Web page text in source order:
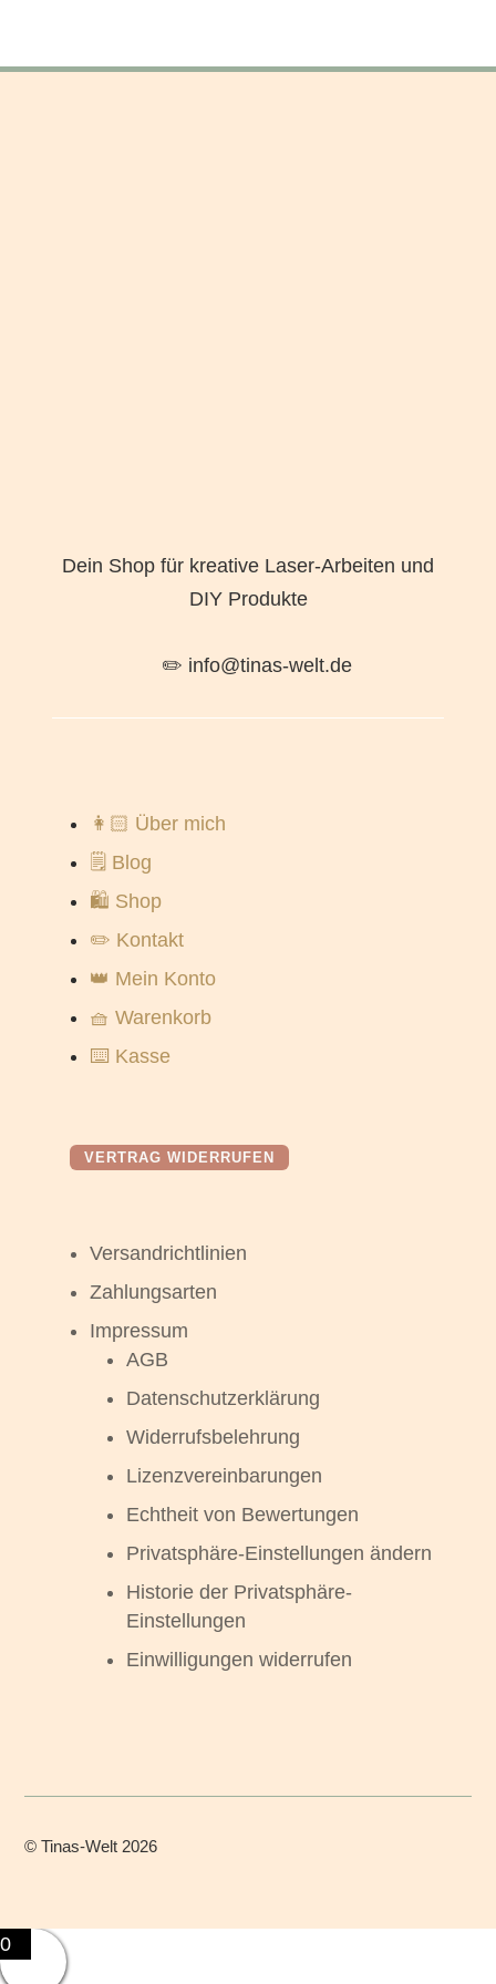
Dein Shop für kreative Laser-Arbeiten und
DIY Produkte
✏️ info@tinas-welt.de
👩🏻 Über mich
🗒️ Blog
🛍️ Shop
✏️ Kontakt
👑 Mein Konto
🧺 Warenkorb
⌨️ Kasse
VERTRAG WIDERRUFEN
Versandrichtlinien
Zahlungsarten
Impressum
AGB
Datenschutzerklärung
Widerrufsbelehrung
Lizenzvereinbarungen
Echtheit von Bewertungen
Privatsphäre-Einstellungen ändern
Historie der Privatsphäre-
Einstellungen
Einwilligungen widerrufen
©Tinas-Welt 2026
0